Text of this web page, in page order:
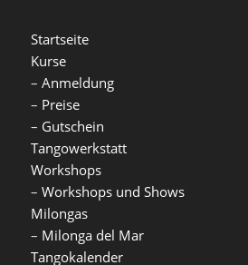
Startseite
Kurse
– Anmeldung
– Preise
– Gutschein
Tangowerkstatt
Workshops
– Workshops und Shows
Milongas
– Milonga del Mar
Tangokalender